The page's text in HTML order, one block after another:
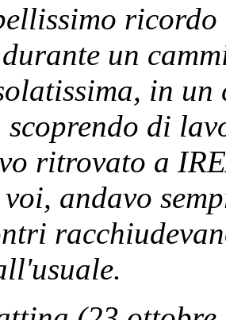
un
in un
scoprendo di
ritrovato a
andavo